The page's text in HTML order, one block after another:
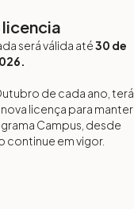
será válida até30 de
de cada ano, terá
licença para manter
Campus, desde
em vigor.